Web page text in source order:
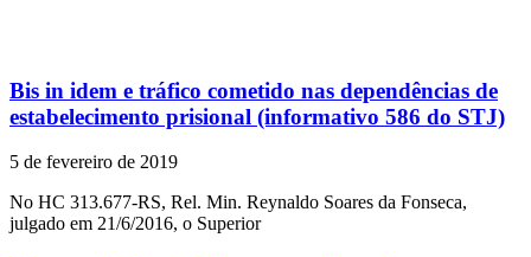
Bis in idem e tráfico cometido nas dependências de
estabelecimento prisional (informativo 586 do STJ)
5 de fevereiro de 2019
No HC 313.677-RS, Rel. Min. Reynaldo Soares da Fonseca,
julgado em 21/6/2016, o Superior